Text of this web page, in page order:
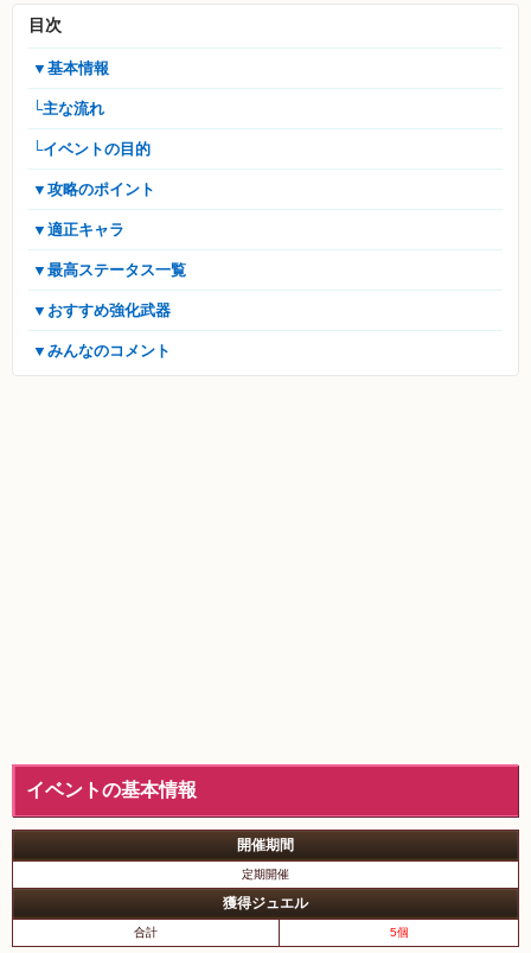
目次
▼基本情報
└主な流れ
└イベントの目的
▼攻略のポイント
▼適正キャラ
▼最高ステータス一覧
▼おすすめ強化武器
▼みんなのコメント
イベントの基本情報
開催期間
定期開催
獲得ジュエル
合計 5個